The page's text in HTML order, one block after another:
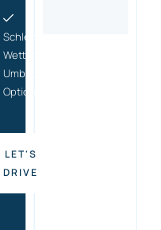
Schlecht-
Wetter-
Umbuchungs
Option
LET'S
DRIVE